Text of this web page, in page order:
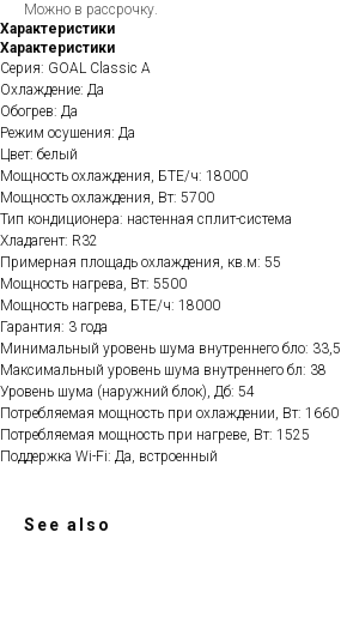
Можно в рассрочку.
Характеристики
Характеристики
Серия: GOAL Classic A
Охлаждение: Да
Обогрев: Да
Режим осушения: Да
Цвет: белый
Мощность охлаждения, БТЕ/ч: 18000
Мощность охлаждения, Вт: 5700
Тип кондиционера: настенная сплит-система
Хладагент: R32
Примерная площадь охлаждения, кв.м: 55
Мощность нагрева, Вт: 5500
Мощность нагрева, БТЕ/ч: 18000
Гарантия: 3 года
Минимальный уровень шума внутреннего бло: 33,5
Максимальный уровень шума внутреннего бл: 38
Уровень шума (наружний блок), Дб: 54
Потребляемая мощность при охлаждении, Вт: 1660
Потребляемая мощность при нагреве, Вт: 1525
Поддержка Wi-Fi: Да, встроенный
See also